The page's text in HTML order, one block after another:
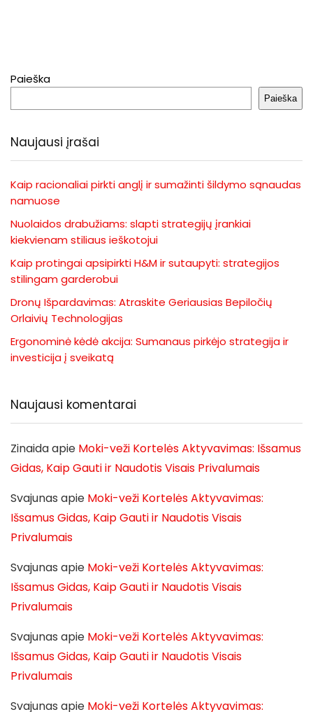
Paieška
Paieška
Naujausi įrašai
Kaip racionaliai pirkti anglį ir sumažinti šildymo sąnaudas
namuose
Nuolaidos drabužiams: slapti strategijų įrankiai
kiekvienam stiliaus ieškotojui
Kaip protingai apsipirkti H&M ir sutaupyti: strategijos
stilingam garderobui
Dronų Išpardavimas: Atraskite Geriausias Bepiločių
Orlaivių Technologijas
Ergonominė kėdė akcija: Sumanaus pirkėjo strategija ir
investicija į sveikatą
Naujausi komentarai
Zinaidaapie Moki-veži Kortelės Aktyvavimas: Išsamus
Gidas, Kaip Gauti ir Naudotis Visais Privalumais
Svajunas apie Moki-veži Kortelės Aktyvavimas:
Išsamus Gidas, Kaip Gauti ir Naudotis Visais
Privalumais
Svajunas apie Moki-veži Kortelės Aktyvavimas:
Išsamus Gidas, Kaip Gauti ir Naudotis Visais
Privalumais
Svajunas apie Moki-veži Kortelės Aktyvavimas:
Išsamus Gidas, Kaip Gauti ir Naudotis Visais
Privalumais
Svajunas apie Moki-veži Kortelės Aktyvavimas: